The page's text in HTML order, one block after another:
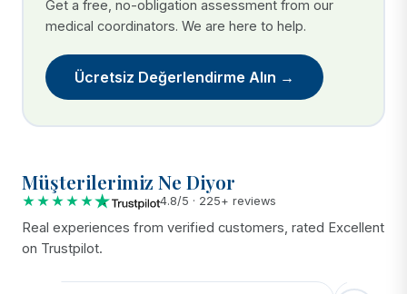
Get a free, no-obligation assessment from our
medical coordinators. We are here to help.
Ücretsiz Değerlendirme Alın →
Müşterilerimiz Ne Diyor
★★★★★ 4.8/5 · 225+ reviews
Real experiences from verified customers, rated Excellent
on Trustpilot.